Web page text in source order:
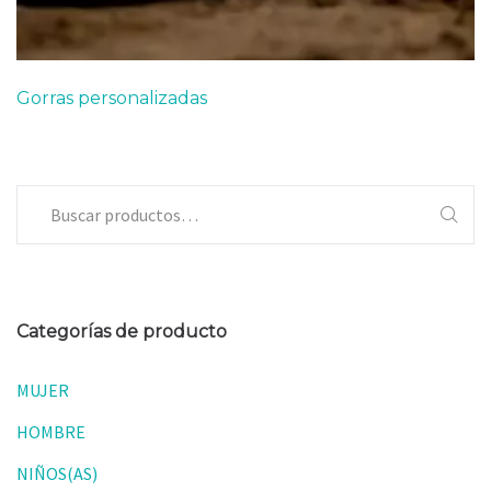
Gorras personalizadas
Categorías de producto
MUJER
HOMBRE
NIÑOS(AS)